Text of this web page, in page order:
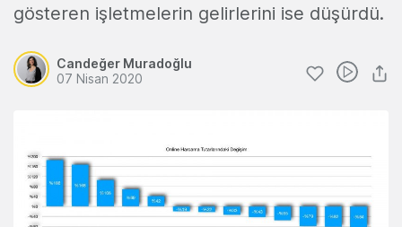
gösteren işletmelerin gelirlerini ise düşürdü.
Candeğer Muradoğlu
07 Nisan 2020